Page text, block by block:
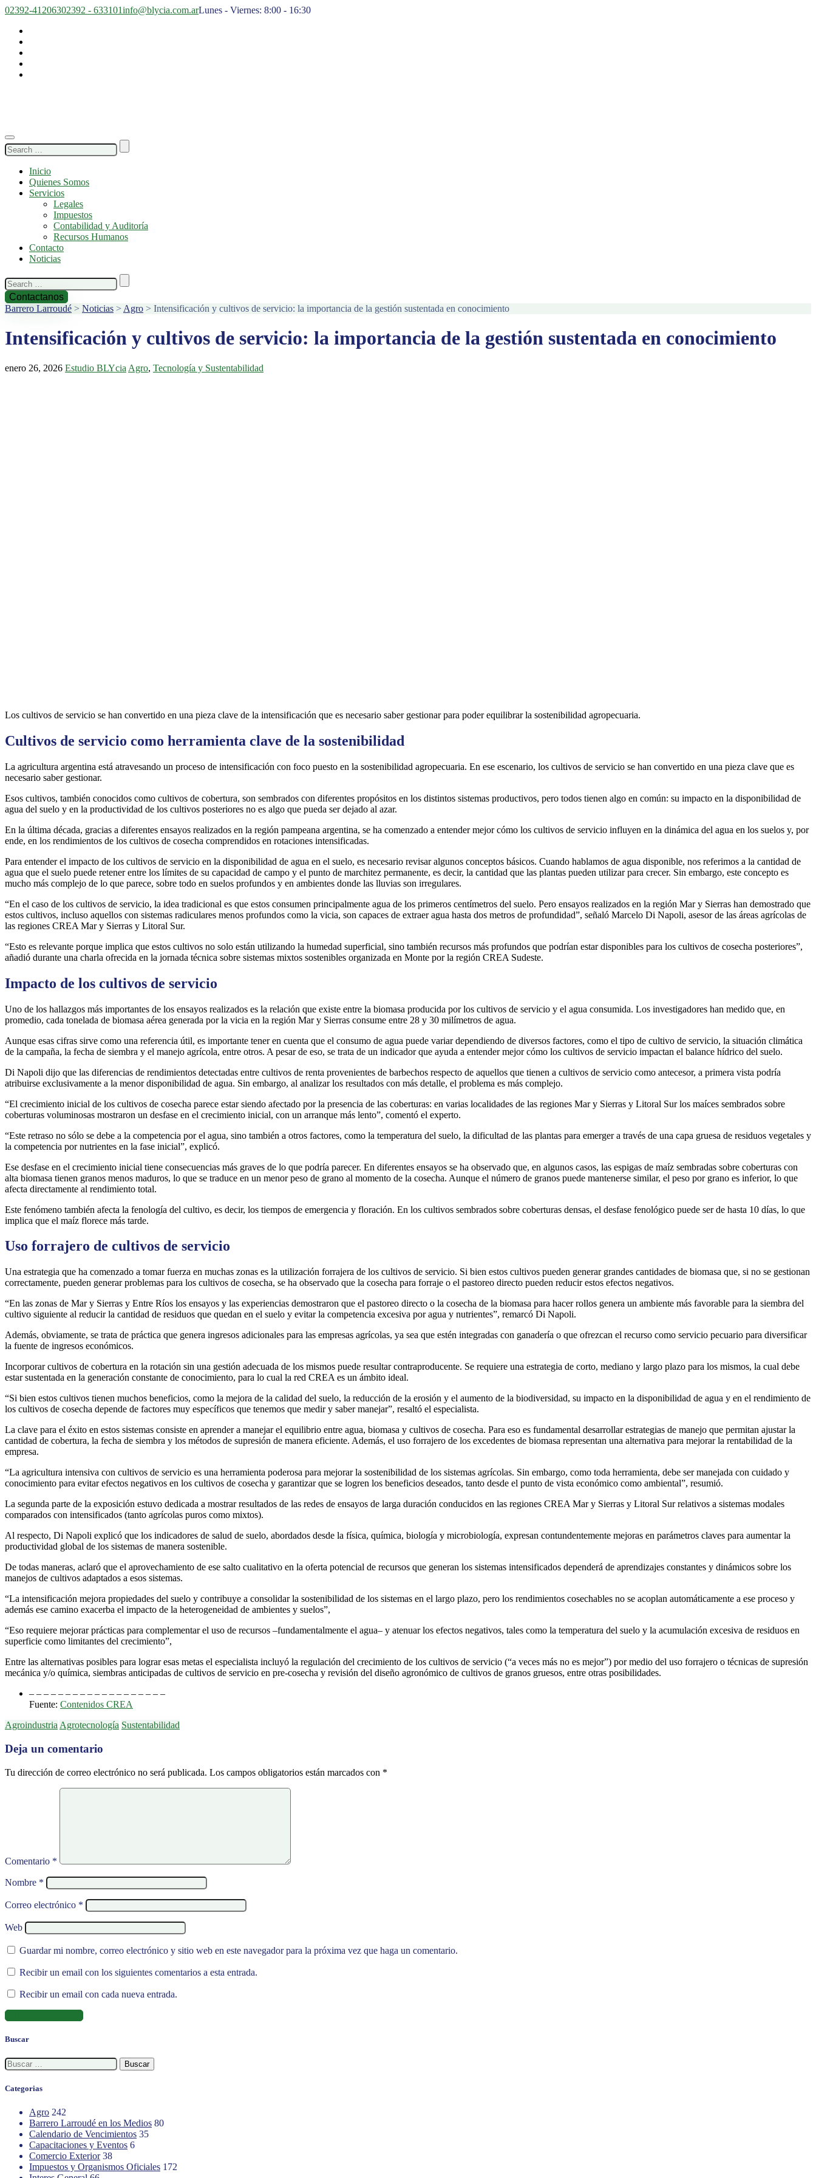
02392-41206302392 - 633101info@blycia.com.arLunes - Viernes: 8:00 - 16:30
Search
for:
Inicio
Quienes Somos
Servicios
Legales
Impuestos
Contabilidad y Auditoría
Recursos Humanos
Contacto
Noticias
Search
for:
Contactanos
Barrero Larroudé > Noticias > Agro > Intensificación y cultivos de servicio: la importancia de la gestión sustentada en conocimiento
Intensificación y cultivos de servicio: la importancia de la gestión sustentada en conocimiento
enero 26, 2026 Estudio BLYcia Agro, Tecnología y Sustentabilidad
Los cultivos de servicio se han convertido en una pieza clave de la intensificación que es necesario saber gestionar para poder equilibrar la sostenibilidad agropecuaria.
Cultivos de servicio como herramienta clave de la sostenibilidad
La agricultura argentina está atravesando un proceso de intensificación con foco puesto en la sostenibilidad agropecuaria. En ese escenario, los cultivos de servicio se han convertido en una pieza clave que es
necesario saber gestionar.
Esos cultivos, también conocidos como cultivos de cobertura, son sembrados con diferentes propósitos en los distintos sistemas productivos, pero todos tienen algo en común: su impacto en la disponibilidad de
agua del suelo y en la productividad de los cultivos posteriores no es algo que pueda ser dejado al azar.
En la última década, gracias a diferentes ensayos realizados en la región pampeana argentina, se ha comenzado a entender mejor cómo los cultivos de servicio influyen en la dinámica del agua en los suelos y, por
ende, en los rendimientos de los cultivos de cosecha comprendidos en rotaciones intensificadas.
Para entender el impacto de los cultivos de servicio en la disponibilidad de agua en el suelo, es necesario revisar algunos conceptos básicos. Cuando hablamos de agua disponible, nos referimos a la cantidad de
agua que el suelo puede retener entre los límites de su capacidad de campo y el punto de marchitez permanente, es decir, la cantidad que las plantas pueden utilizar para crecer. Sin embargo, este concepto es
mucho más complejo de lo que parece, sobre todo en suelos profundos y en ambientes donde las lluvias son irregulares.
“En el caso de los cultivos de servicio, la idea tradicional es que estos consumen principalmente agua de los primeros centímetros del suelo. Pero ensayos realizados en la región Mar y Sierras han demostrado que
estos cultivos, incluso aquellos con sistemas radiculares menos profundos como la vicia, son capaces de extraer agua hasta dos metros de profundidad”, señaló Marcelo Di Napoli, asesor de las áreas agrícolas de
las regiones CREA Mar y Sierras y Litoral Sur.
“Esto es relevante porque implica que estos cultivos no solo están utilizando la humedad superficial, sino también recursos más profundos que podrían estar disponibles para los cultivos de cosecha posteriores”,
añadió durante una charla ofrecida en la jornada técnica sobre sistemas mixtos sostenibles organizada en Monte por la región CREA Sudeste.
Impacto de los cultivos de servicio
Uno de los hallazgos más importantes de los ensayos realizados es la relación que existe entre la biomasa producida por los cultivos de servicio y el agua consumida. Los investigadores han medido que, en
promedio, cada tonelada de biomasa aérea generada por la vicia en la región Mar y Sierras consume entre 28 y 30 milímetros de agua.
Aunque esas cifras sirve como una referencia útil, es importante tener en cuenta que el consumo de agua puede variar dependiendo de diversos factores, como el tipo de cultivo de servicio, la situación climática
de la campaña, la fecha de siembra y el manejo agrícola, entre otros. A pesar de eso, se trata de un indicador que ayuda a entender mejor cómo los cultivos de servicio impactan el balance hídrico del suelo.
Di Napoli dijo que las diferencias de rendimientos detectadas entre cultivos de renta provenientes de barbechos respecto de aquellos que tienen a cultivos de servicio como antecesor, a primera vista podría
atribuirse exclusivamente a la menor disponibilidad de agua. Sin embargo, al analizar los resultados con más detalle, el problema es más complejo.
“El crecimiento inicial de los cultivos de cosecha parece estar siendo afectado por la presencia de las coberturas: en varias localidades de las regiones Mar y Sierras y Litoral Sur los maíces sembrados sobre
coberturas voluminosas mostraron un desfase en el crecimiento inicial, con un arranque más lento”, comentó el experto.
“Este retraso no sólo se debe a la competencia por el agua, sino también a otros factores, como la temperatura del suelo, la dificultad de las plantas para emerger a través de una capa gruesa de residuos vegetales y
la competencia por nutrientes en la fase inicial”, explicó.
Ese desfase en el crecimiento inicial tiene consecuencias más graves de lo que podría parecer. En diferentes ensayos se ha observado que, en algunos casos, las espigas de maíz sembradas sobre coberturas con
alta biomasa tienen granos menos maduros, lo que se traduce en un menor peso de grano al momento de la cosecha. Aunque el número de granos puede mantenerse similar, el peso por grano es inferior, lo que
afecta directamente al rendimiento total.
Este fenómeno también afecta la fenología del cultivo, es decir, los tiempos de emergencia y floración. En los cultivos sembrados sobre coberturas densas, el desfase fenológico puede ser de hasta 10 días, lo que
implica que el maíz florece más tarde.
Uso forrajero de cultivos de servicio
Una estrategia que ha comenzado a tomar fuerza en muchas zonas es la utilización forrajera de los cultivos de servicio. Si bien estos cultivos pueden generar grandes cantidades de biomasa que, si no se gestionan
correctamente, pueden generar problemas para los cultivos de cosecha, se ha observado que la cosecha para forraje o el pastoreo directo pueden reducir estos efectos negativos.
“En las zonas de Mar y Sierras y Entre Ríos los ensayos y las experiencias demostraron que el pastoreo directo o la cosecha de la biomasa para hacer rollos genera un ambiente más favorable para la siembra del
cultivo siguiente al reducir la cantidad de residuos que quedan en el suelo y evitar la competencia excesiva por agua y nutrientes”, remarcó Di Napoli.
Además, obviamente, se trata de práctica que genera ingresos adicionales para las empresas agrícolas, ya sea que estén integradas con ganadería o que ofrezcan el recurso como servicio pecuario para diversificar
la fuente de ingresos económicos.
Incorporar cultivos de cobertura en la rotación sin una gestión adecuada de los mismos puede resultar contraproducente. Se requiere una estrategia de corto, mediano y largo plazo para los mismos, la cual debe
estar sustentada en la generación constante de conocimiento, para lo cual la red CREA es un ámbito ideal.
“Si bien estos cultivos tienen muchos beneficios, como la mejora de la calidad del suelo, la reducción de la erosión y el aumento de la biodiversidad, su impacto en la disponibilidad de agua y en el rendimiento de
los cultivos de cosecha depende de factores muy específicos que tenemos que medir y saber manejar”, resaltó el especialista.
La clave para el éxito en estos sistemas consiste en aprender a manejar el equilibrio entre agua, biomasa y cultivos de cosecha. Para eso es fundamental desarrollar estrategias de manejo que permitan ajustar la
cantidad de cobertura, la fecha de siembra y los métodos de supresión de manera eficiente. Además, el uso forrajero de los excedentes de biomasa representan una alternativa para mejorar la rentabilidad de la
empresa.
“La agricultura intensiva con cultivos de servicio es una herramienta poderosa para mejorar la sostenibilidad de los sistemas agrícolas. Sin embargo, como toda herramienta, debe ser manejada con cuidado y
conocimiento para evitar efectos negativos en los cultivos de cosecha y garantizar que se logren los beneficios deseados, tanto desde el punto de vista económico como ambiental”, resumió.
La segunda parte de la exposición estuvo dedicada a mostrar resultados de las redes de ensayos de larga duración conducidos en las regiones CREA Mar y Sierras y Litoral Sur relativos a sistemas modales
comparados con intensificados (tanto agrícolas puros como mixtos).
Al respecto, Di Napoli explicó que los indicadores de salud de suelo, abordados desde la física, química, biología y microbiología, expresan contundentemente mejoras en parámetros claves para aumentar la
productividad global de los sistemas de manera sostenible.
De todas maneras, aclaró que el aprovechamiento de ese salto cualitativo en la oferta potencial de recursos que generan los sistemas intensificados dependerá de aprendizajes constantes y dinámicos sobre los
manejos de cultivos adaptados a esos sistemas.
“La intensificación mejora propiedades del suelo y contribuye a consolidar la sostenibilidad de los sistemas en el largo plazo, pero los rendimientos cosechables no se acoplan automáticamente a ese proceso y
además ese camino exacerba el impacto de la heterogeneidad de ambientes y suelos”,
“Eso requiere mejorar prácticas para complementar el uso de recursos –fundamentalmente el agua– y atenuar los efectos negativos, tales como la temperatura del suelo y la acumulación excesiva de residuos en
superficie como limitantes del crecimiento”,
Entre las alternativas posibles para lograr esas metas el especialista incluyó la regulación del crecimiento de los cultivos de servicio (“a veces más no es mejor”) por medio del uso forrajero o técnicas de supresión
mecánica y/o química, siembras anticipadas de cultivos de servicio en pre-cosecha y revisión del diseño agronómico de cultivos de granos gruesos, entre otras posibilidades.
– – – – – – – – – – – – – – – – – – –
Fuente: Contenidos CREA
Agroindustria Agrotecnología Sustentabilidad
Deja un comentario
Tu dirección de correo electrónico no será publicada. Los campos obligatorios están marcados con *
Comentario *
Nombre *
Correo electrónico *
Web
Guardar mi nombre, correo electrónico y sitio web en este navegador para la próxima vez que haga un comentario.
Recibir un email con los siguientes comentarios a esta entrada.
Recibir un email con cada nueva entrada.
Buscar
Buscar:
Categorias
Agro 242
Barrero Larroudé en los Medios 80
Calendario de Vencimientos 35
Capacitaciones y Eventos 6
Comercio Exterior 38
Impuestos y Organismos Oficiales 172